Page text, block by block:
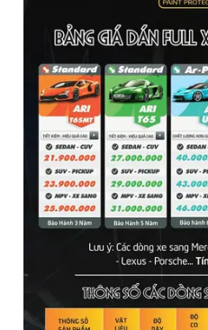
✅ Đội ngũ tay nghề cao: ARI
kỹ thuật viên được đào tạo
nghiệm trong lĩnh vực dán PPF.
✅ Thi công tỉ mỉ: Kỹ thuật
thi công một cách tỉ mỉ, cẩn
chất lượng cao nhất cho từng
✅ Tư vấn tận tâm: Chúng tôi
lựa chọn loại phim PPF phù
của bạn.